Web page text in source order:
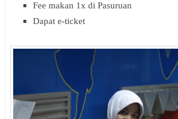
Fee makan 1x di Pasuruan
Dapat e-ticket